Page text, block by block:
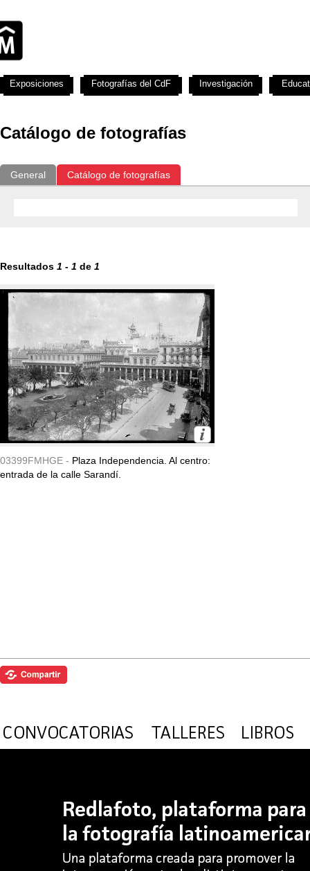
Catálogo de fotografías
General Catálogo de fotografías
Resultados 1 - 1 de 1
03399FMHGE - Plaza Independencia. Al centro:
entrada de la calle Sarandí.
Exposiciones Fotografías del CdF Investigación